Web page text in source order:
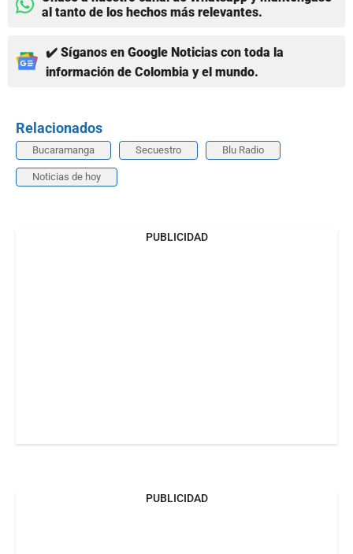
al tanto de los hechos más relevantes.
✔️ Síganos en Google Noticias con toda la
información de Colombia y el mundo.
Relacionados
Bucaramanga Secuestro Blu Radio
Noticias de hoy
PUBLICIDAD
PUBLICIDAD